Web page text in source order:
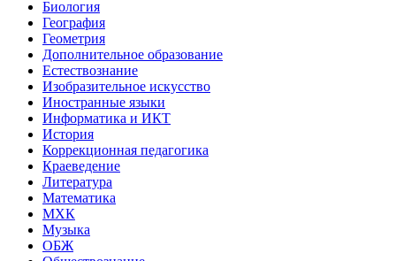
Биология
География
Геометрия
Дополнительное образование
Естествознание
Изобразительное искусство
Иностранные языки
Информатика и ИКТ
История
Коррекционная педагогика
Краеведение
Литература
Математика
МХК
Музыка
ОБЖ